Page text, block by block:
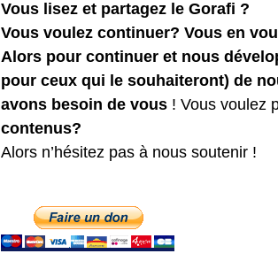
Vous lisez et partagez le Gorafi ?
Vous voulez continuer? Vous en
Alors pour continuer et nous
pour ceux qui le souhaiteront) de
avons besoin de vous ! Vous voulez
contenus?
Alors n’hésitez pas à nous soutenir !